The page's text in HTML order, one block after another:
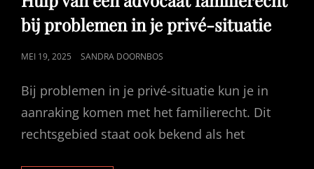
bij problemen in je privé-situatie
GEPUBLICEERD
MEI 19, 2025 SANDRA DOORNBOS
Bij problemen in je privé-situatie kun je in
aanraking komen met het familierecht. Dit
rechtsgebied staat ook bekend als het